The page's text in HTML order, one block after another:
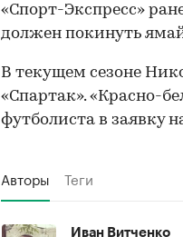
«Спорт-Экспресс»
должен покинуть
В текущем сезоне
«Спартак». «Красно-
футболиста в заявку
Авторы Теги
Иван Витченко